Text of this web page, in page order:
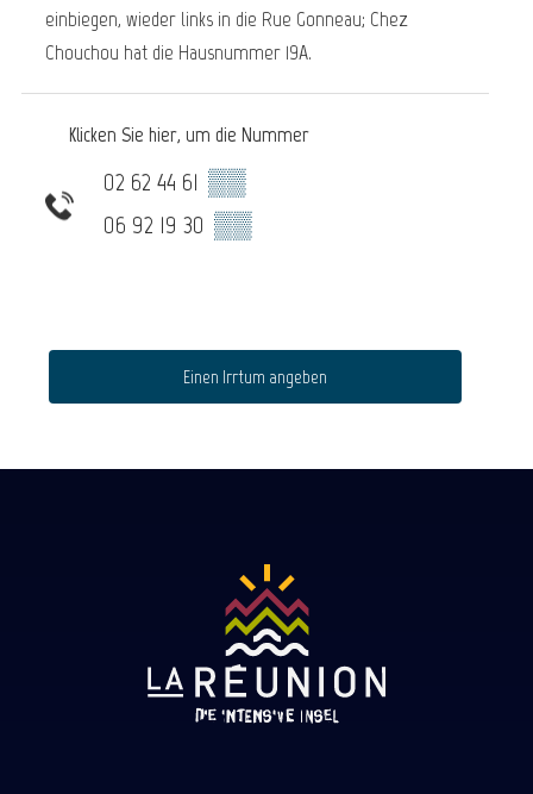
einbiegen, wieder links in die Rue Gonneau; Chez
Chouchou hat die Hausnummer 19A.
Klicken Sie hier, um die Nummer
02 62 44 61 ▒▒
06 92 19 30 ▒▒
Einen Irrtum angeben